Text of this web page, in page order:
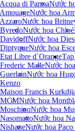
di ParmaNước
Nước hoa
Nước hoa
Nước hoa Chloé
Nước hoa
Nước hoa
Libre d`Orange
MalleNước
Nước hoa
Francis
Nước hoa
Nước hoa
Nước hoa
Nước hoa Paco